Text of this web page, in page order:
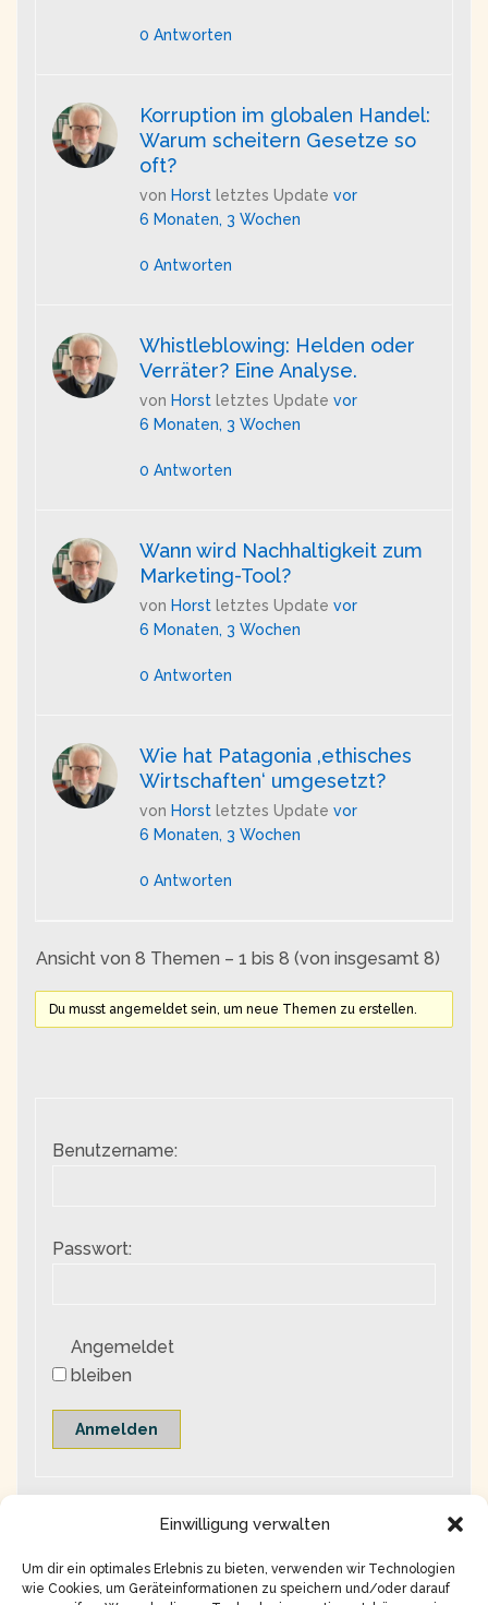
Einwilligung verwalten
Um dir ein optimales Erlebnis zu bieten, verwenden wir Technologien
wie Cookies, um Geräteinformationen zu speichern und/oder darauf
0 Antworten
Korruption im globalen Handel:
Warum scheitern Gesetze so
oft?
von Horst letztes Update vor
6 Monaten, 3 Wochen
0 Antworten
Whistleblowing: Helden oder
Verräter? Eine Analyse.
von Horst letztes Update vor
6 Monaten, 3 Wochen
0 Antworten
Wann wird Nachhaltigkeit zum
Marketing-Tool?
von Horst letztes Update vor
6 Monaten, 3 Wochen
0 Antworten
Wie hat Patagonia ‚ethisches
Wirtschaften‘ umgesetzt?
von Horst letztes Update vor
6 Monaten, 3 Wochen
0 Antworten
Ansicht von 8 Themen – 1 bis 8 (von insgesamt 8)
Du musst angemeldet sein, um neue Themen zu erstellen.
Benutzername:
Passwort:
Angemeldet
bleiben
Anmelden